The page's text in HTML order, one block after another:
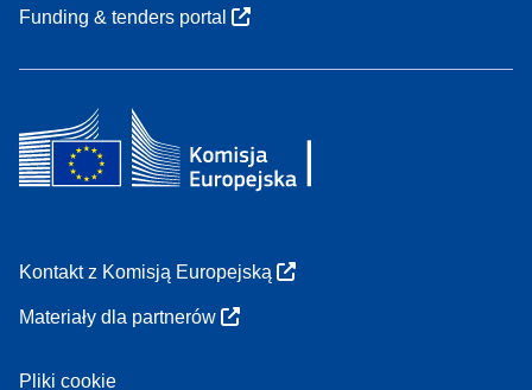
Funding & tenders portal
Kontakt z Komisją Europejską
Materiały dla partnerów
Pliki cookie